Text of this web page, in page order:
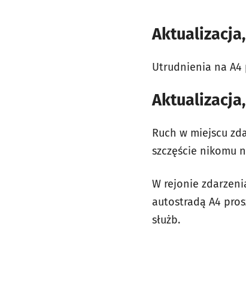
Utrudnienia na A4
Ruch w miejscu
szczęście nikomu
W rejonie
autostradą A4
służb.